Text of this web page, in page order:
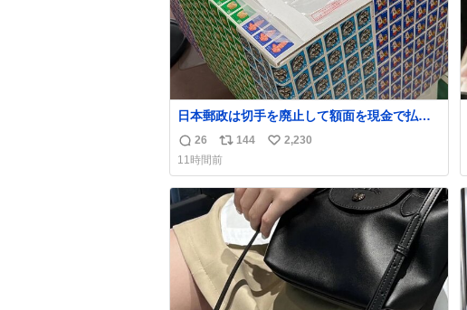
日本郵政は切手を廃止して額面を現金で払い
戻せ2026 #日本郵政 @JapanPostHD_PR
返
信
数
26
リ
ポ
ス
ト
数
144
い
ね
数
2,230
11時間前